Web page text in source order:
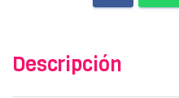
Descripción